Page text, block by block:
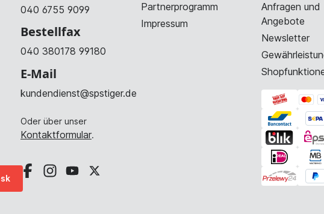
040 6755 9099
Bestellfax
040 380178 99180
E-Mail
kundendienst@spstiger.de
Oder über unser
Kontaktformular.
Partnerprogramm
Impressum
Anfragen und
Angebote
Newsletter